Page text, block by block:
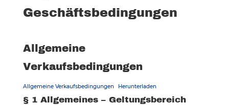
Geschäftsbedingungen
Allgemeine
Verkaufsbedingungen
Allgemeine Verkaufsbedingungen Herunterladen
§ 1 Allgemeines – Geltungsbereich